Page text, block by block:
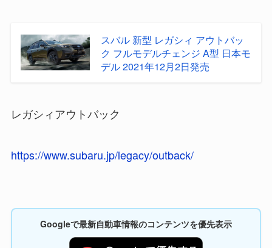
スバル 新型 レガシィ アウトバッ
ク フルモデルチェンジ A型 日本モ
デル 2021年12月2日発売
レガシィアウトバック
https://www.subaru.jp/legacy/outback/
Googleで最新自動車情報のコンテンツを優先表示